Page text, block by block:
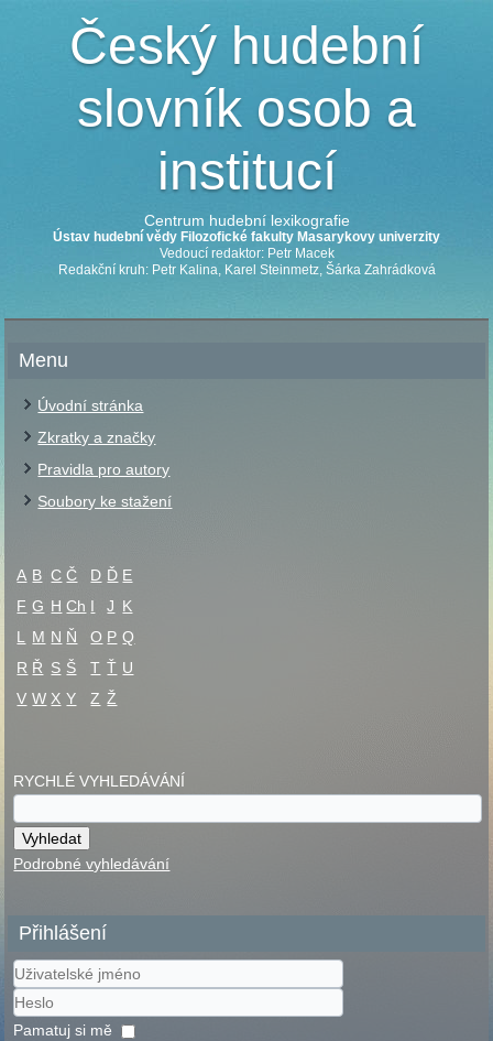
Český hudební
slovník osob a
institucí
Centrum hudební lexikografie
Ústav hudební vědy Filozofické fakulty Masarykovy univerzity
Vedoucí redaktor: Petr Macek
Redakční kruh: Petr Kalina, Karel Steinmetz, Šárka Zahrádková
Menu
Úvodní stránka
Zkratky a značky
Pravidla pro autory
Soubory ke stažení
A B C Č D Ď E
F G H Ch I J K
L
M N Ň O P Q
R Ř S Š T Ť U
V W X Y Z Ž
RYCHLÉ VYHLEDÁVÁNÍ
Podrobné vyhledávání
Přihlášení
Uživatelské
jméno
Heslo
Pamatuj si mě